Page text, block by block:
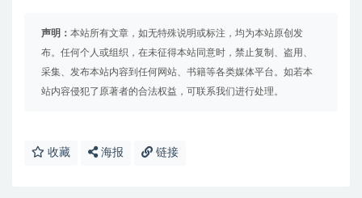
声明： 本站所有文章，如无特殊说明或标注，均为本站原创发
布。任何个人或组织，在未征得本站同意时，禁止复制、盗用、
采集、发布本站内容到任何网站、书籍等各类媒体平台。如若本
站内容侵犯了原著者的合法权益，可联系我们进行处理。
收藏 海报 链接